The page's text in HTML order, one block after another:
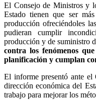
El Consejo de Ministros y
Estado tienen que ser
producción ofreciéndoles
pudieran cumplir
producción y de suministro
contra los fenómenos
planificación y cumplan
El informe presentó ante
dirección económica del
trabajo para mejorar los